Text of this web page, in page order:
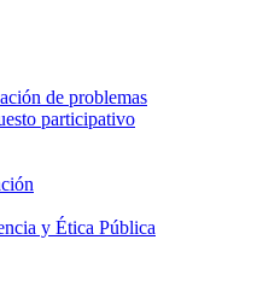
de problemas
participativo​
y Ética Pública